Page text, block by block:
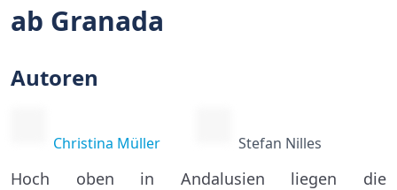
ab Granada
Autoren
Christina Müller Stefan Nilles
Hoch oben in Andalusien liegen die